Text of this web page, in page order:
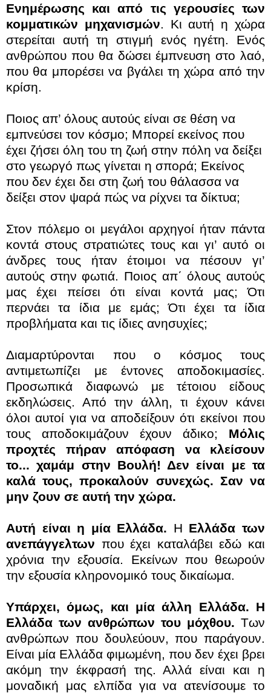
Ενημέρωσης και από τις γερουσίες των
κομματικών μηχανισμών . Κι αυτή η χώρα
στερείται αυτή τη στιγμή ενός ηγέτη. Ενός
ανθρώπου που θα δώσει έμπνευση στο λαό,
που θα μπορέσει να βγάλει τη χώρα από την
κρίση.
Ποιος απ’ όλους αυτούς είναι σε θέση να
εμπνεύσει τον κόσμο; Μπορεί εκείνος που
έχει ζήσει όλη του τη ζωή στην πόλη να δείξει
στο γεωργό πως γίνεται η σπορά; Εκείνος
που δεν έχει δει στη ζωή του θάλασσα να
δείξει στον ψαρά πώς να ρίχνει τα δίκτυα;
Στον πόλεμο οι μεγάλοι αρχηγοί ήταν πάντα
κοντά στους στρατιώτες τους και γι’ αυτό οι
άνδρες τους ήταν έτοιμοι να πέσουν γι’
αυτούς στην φωτιά. Ποιος απ΄ όλους αυτούς
μας έχει πείσει ότι είναι κοντά μας; Ότι
περνάει τα ίδια με εμάς; Ότι έχει τα ίδια
προβλήματα και τις ίδιες ανησυχίες;
Διαμαρτύρονται που ο κόσμος τους
αντιμετωπίζει με έντονες αποδοκιμασίες.
Προσωπικά διαφωνώ με τέτοιου είδους
εκδηλώσεις. Από την άλλη, τι έχουν κάνει
όλοι αυτοί για να αποδείξουν ότι εκείνοι που
τους αποδοκιμάζουν έχουν άδικο; Μόλις
προχτές πήραν απόφαση να κλείσουν
το... χαμάμ στην Βουλή! Δεν είναι με τα
καλά τους, προκαλούν συνεχώς. Σαν να
μην ζουν σε αυτή την χώρα.
Αυτή είναι η μία Ελλάδα. Η Ελλάδα των
ανεπάγγελτων που έχει καταλάβει εδώ και
χρόνια την εξουσία. Εκείνων που θεωρούν
την εξουσία κληρονομικό τους δικαίωμα.
Υπάρχει, όμως, και μία άλλη Ελλάδα. Η
Ελλάδα των ανθρώπων του μόχθου. Των
ανθρώπων που δουλεύουν, που παράγουν.
Είναι μία Ελλάδα φιμωμένη, που δεν έχει βρει
ακόμη την έκφρασή της. Αλλά είναι και η
μοναδική μας ελπίδα για να ατενίσουμε το